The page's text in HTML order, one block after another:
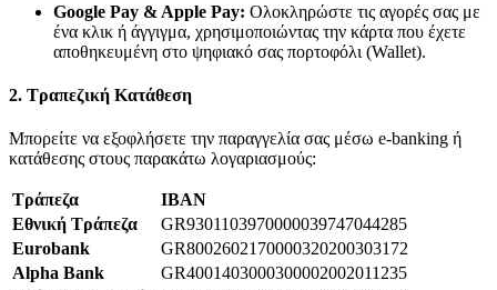
Google Pay & Apple Pay: Ολοκληρώστε τις αγορές σας με
ένα κλικ ή άγγιγμα, χρησιμοποιώντας την κάρτα που έχετε
αποθηκευμένη στο ψηφιακό σας πορτοφόλι (Wallet).
2. Τραπεζική Κατάθεση
Μπορείτε να εξοφλήσετε την παραγγελία σας μέσω e-banking ή
κατάθεσης στους παρακάτω λογαριασμούς:
Τράπεζα
IBAN
Εθνική Τράπεζα
GR9301103970000039747044285
Eurobank
GR8002602170000320200303172
Alpha Bank
GR4001403000300002002011235